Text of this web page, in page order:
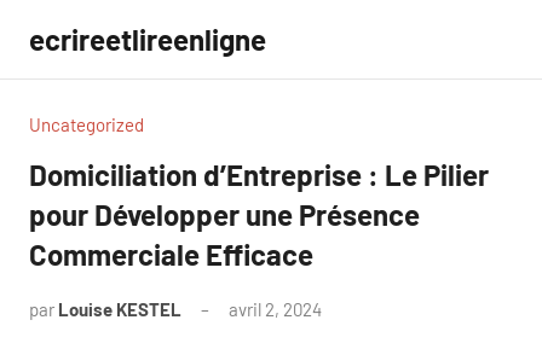
contenu
ecrireetlireenligne
Uncategorized
Domiciliation d’Entreprise : Le Pilier
pour Développer une Présence
Commerciale Efficace
par Louise KESTEL avril 2, 2024